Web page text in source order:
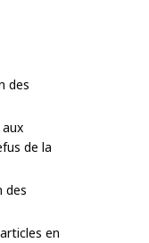
des
de la
des
en